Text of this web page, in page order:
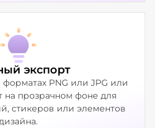
экспорт
PNG или JPG или
на прозрачном фоне для
стикеров или элементов
дизайна.